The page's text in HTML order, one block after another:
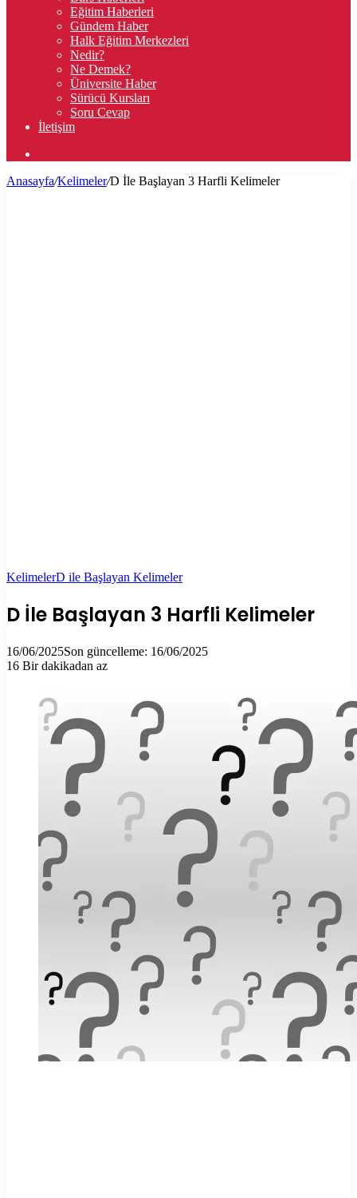
Eğitim Haberleri
Gündem Haber
Halk Eğitim Merkezleri
Nedir?
Ne Demek?
Üniversite Haber
Sürücü Kursları
Soru Cevap
İletişim
...
Anasayfa/Kelimeler/D İle Başlayan 3 Harfli Kelimeler
KelimelerD ile Başlayan Kelimeler
D İle Başlayan 3 Harfli Kelimeler
16/06/2025Son güncelleme: 16/06/2025
16 Bir dakikadan az